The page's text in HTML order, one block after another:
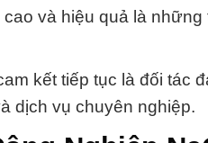
và hiệu quả là
kết tiếp tục là đối tác
dịch vụ chuyên nghiệp.